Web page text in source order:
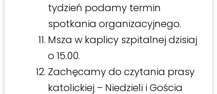
tydzień podamy termin
spotkania organizacyjnego.
Msza w kaplicy szpitalnej dzisiaj
o 15.00.
Zachęcamy do czytania prasy
katolickiej – Niedzieli i Gościa